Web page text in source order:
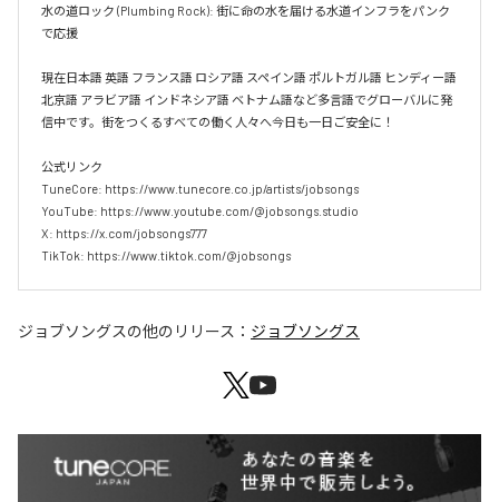
水の道ロック (Plumbing Rock): 街に命の水を届ける水道インフラをパンク
で応援
現在日本語 英語 フランス語 ロシア語 スペイン語 ポルトガル語 ヒンディー語
北京語 アラビア語 インドネシア語 ベトナム語など多言語でグローバルに発
信中です。街をつくるすべての働く人々へ今日も一日ご安全に！
公式リンク
TuneCore: https://www.tunecore.co.jp/artists/jobsongs
YouTube: https://www.youtube.com/@jobsongs.studio
X: https://x.com/jobsongs777
TikTok: https://www.tiktok.com/@jobsongs
ジョブソングスの他のリリース： ジョブソングス